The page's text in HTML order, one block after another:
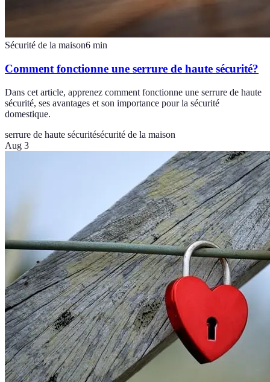
Sécurité de la maison6 min
Comment fonctionne une serrure de haute sécurité?
Dans cet article, apprenez comment fonctionne une serrure de haute
sécurité, ses avantages et son importance pour la sécurité
domestique.
serrure de haute sécuritésécurité de la maison
Aug 3